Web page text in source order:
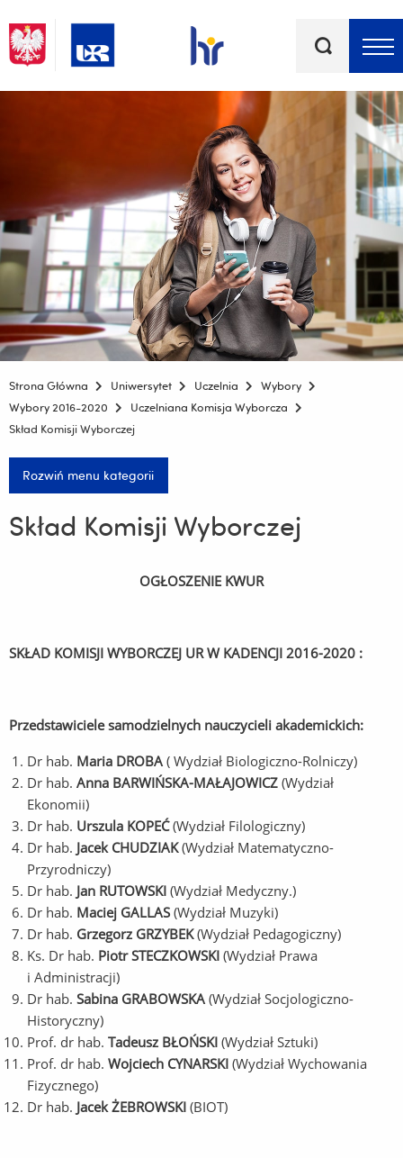
kluczowe
Strona Główna Uniwersytet Uczelnia
Wybory
Wybory 2016-2020
Uczelniana Komisja Wyborcza
Skład Komisji Wyborczej
Rozwiń menu kategorii
Skład Komisji Wyborczej
OGŁOSZENIE KWUR
SKŁAD KOMISJI WYBORCZEJ UR W KADENCJI 2016-2020 :
Przedstawiciele samodzielnych nauczycieli akademickich:
Dr hab. Maria DROBA ( Wydział Biologiczno-Rolniczy)
Dr hab. Anna BARWIŃSKA-MAŁAJOWICZ (Wydział
Ekonomii)
Dr hab. Urszula KOPEĆ(Wydział Filologiczny)
Dr hab. Jacek CHUDZIAK(Wydział Matematyczno-
Przyrodniczy)
Dr hab. Jan RUTOWSKI (Wydział Medyczny.)
Dr hab. Maciej GALLAS (Wydział Muzyki)
Dr hab. Grzegorz GRZYBEK(Wydział Pedagogiczny)
Ks. Dr hab. Piotr STECZKOWSKI (Wydział Prawa
i Administracji)
Dr hab. Sabina GRABOWSKA (Wydział Socjologiczno-
Historyczny)
Prof. dr hab. Tadeusz BŁOŃSKI (Wydział Sztuki)
Prof. dr hab. Wojciech CYNARSKI (Wydział Wychowania
Fizycznego)
Dr hab. Jacek ŻEBROWSKI (BIOT)